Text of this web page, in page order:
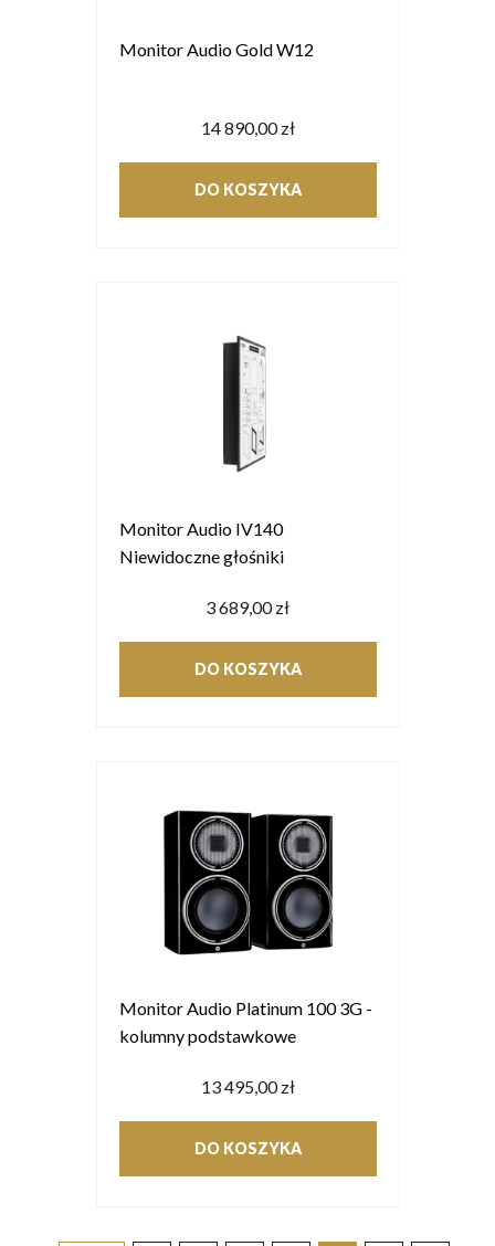
Monitor Audio Gold W12
14 890,00 zł
DO KOSZYKA
Monitor Audio IV140
Niewidoczne głośniki
3 689,00 zł
DO KOSZYKA
Monitor Audio Platinum 100 3G -
kolumny podstawkowe
13 495,00 zł
DO KOSZYKA